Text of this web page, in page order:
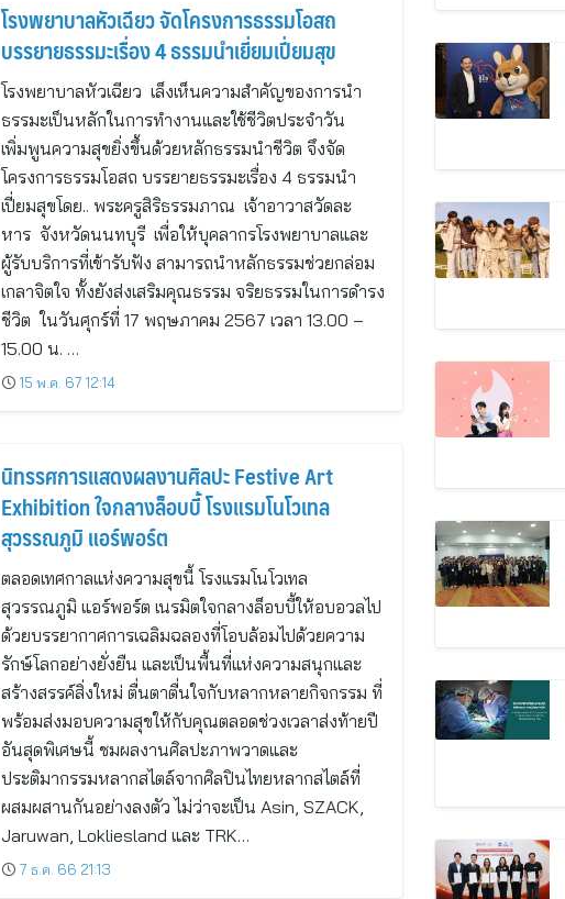
โรงพยาบาลหัวเฉียว จัดโครงการธรรมโอสถ
บรรยายธรรมะเรื่อง 4 ธรรมนำเยี่ยมเปี่ยมสุข
โรงพยาบาลหัวเฉียว เล็งเห็นความสำคัญของการนำ
ธรรมะเป็นหลักในการทำงานและใช้ชีวิตประจำวัน
เพิ่มพูนความสุขยิ่งขึ้นด้วยหลักธรรมนำชีวิต จึงจัด
โครงการธรรมโอสถ บรรยายธรรมะเรื่อง 4 ธรรมนำ
เปี่ยมสุขโดย.. พระครูสิริธรรมภาณ เจ้าอาวาสวัดละ
หาร จังหวัดนนทบุรี เพื่อให้บุคลากรโรงพยาบาลและ
ผู้รับบริการที่เข้ารับฟัง สามารถนำหลักธรรมช่วยกล่อม
เกลาจิตใจ ทั้งยังส่งเสริมคุณธรรม จริยธรรมในการดำรง
ชีวิต ในวันศุกร์ที่ 17 พฤษภาคม 2567 เวลา 13.00 –
15.00 น. …
15 พ.ค. 67 12:14
นิทรรศการแสดงผลงานศิลปะ Festive Art
Exhibition ใจกลางล็อบบี้ โรงแรมโนโวเทล
สุวรรณภูมิ แอร์พอร์ต
ตลอดเทศกาลแห่งความสุขนี้ โรงแรมโนโวเทล
สุวรรณภูมิ แอร์พอร์ต เนรมิตใจกลางล็อบบี้ให้อบอวลไป
ด้วยบรรยากาศการเฉลิมฉลองที่โอบล้อมไปด้วยความ
รักษ์โลกอย่างยั่งยืน และเป็นพื้นที่แห่งความสนุกและ
สร้างสรรค์สิ่งใหม่ ตื่นตาตื่นใจกับหลากหลายกิจกรรม ที่
พร้อมส่งมอบความสุขให้กับคุณตลอดช่วงเวลาส่งท้ายปี
อันสุดพิเศษนี้ ชมผลงานศิลปะภาพวาดและ
ประติมากรรมหลากสไตล์จากศิลปินไทยหลากสไตล์ที่
ผสมผสานกันอย่างลงตัว ไม่ว่าจะเป็น Asin, SZACK,
Jaruwan, Lokliesland และ TRK…
7 ธ.ค. 66 21:13